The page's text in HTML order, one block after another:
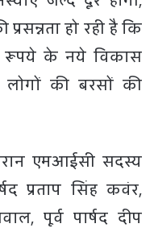
हो रही है कि
रूपये के नये विकास
लोगों की बरसों की
एमआईसी सदस्य
प्रताप सिंह कवंर,
पूर्व पार्षद दीप